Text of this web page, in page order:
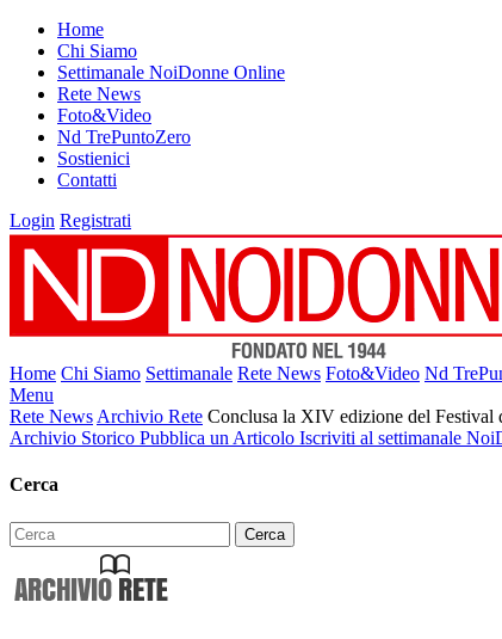
Home
Chi Siamo
Settimanale NoiDonne Online
Rete News
Foto&Video
Nd TrePuntoZero
Sostienici
Contatti
Login Registrati
Home Chi Siamo Settimanale Rete News Foto&Video Nd
Menu
Rete News Archivio Rete Conclusa la XIV edizione del Festival
Archivio Storico Pubblica un Articolo Iscriviti al settimanale
Cerca